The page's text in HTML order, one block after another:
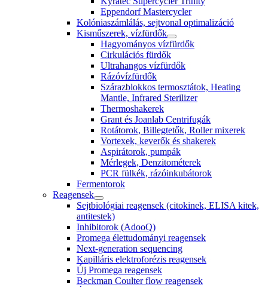
Eppendorf Mastercycler
Kolóniaszámlálás, sejtvonal optimalizáció
Kisműszerek, vízfürdők
Hagyományos vízfürdők
Cirkulációs fürdők
Ultrahangos vízfürdők
Rázóvízfürdők
Szárazblokkos termosztátok, Heating
Mantle, Infrared Sterilizer
Thermoshakerek
Grant és Joanlab Centrifugák
Rotátorok, Billegtetők, Roller mixerek
Vortexek, keverők és shakerek
Aspirátorok, pumpák
Mérlegek, Denzitométerek
PCR fülkék, rázóinkubátorok
Fermentorok
Reagensek
Sejtbiológiai reagensek (citokinek, ELISA kitek,
antitestek)
Inhibitorok (AdooQ)
Promega élettudományi reagensek
Next-generation sequencing
Kapilláris elektroforézis reagensek
Új Promega reagensek
Beckman Coulter flow reagensek